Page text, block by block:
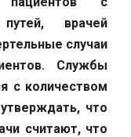
врачей
случаи
Службы
с количеством
что
считают, что